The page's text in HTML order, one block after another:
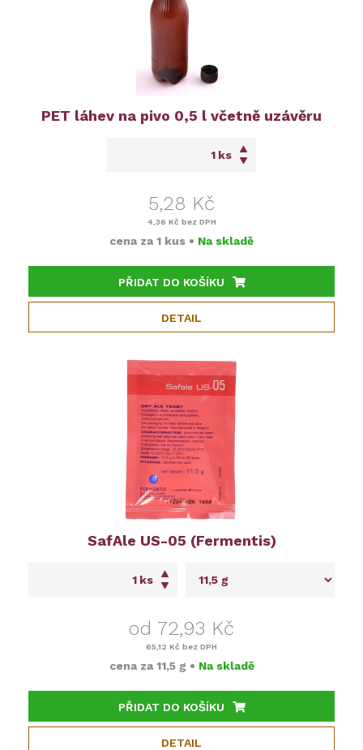
PET láhev na pivo 0,5 l včetně uzávěru
ks
5,28 Kč
4,36 Kč bez DPH
cena za 1 kus • Na skladě
PŘIDAT DO KOŠÍKU
DETAIL
SafAle US-05 (Fermentis)
ks
od 72,93 Kč
65,12 Kč bez DPH
cena za 11,5 g • Na skladě
PŘIDAT DO KOŠÍKU
DETAIL